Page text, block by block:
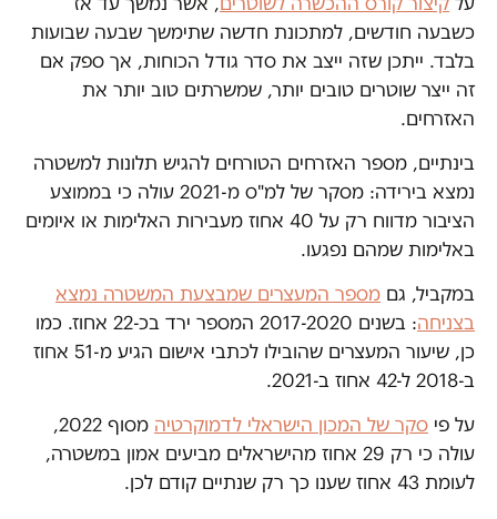
כשבעה חודשים, למתכונת חדשה שתימשך שבעה שבועות
בלבד. ייתכן שזה ייצב את סדר גודל הכוחות, אך ספק אם
זה ייצר שוטרים טובים יותר, שמשרתים טוב יותר את
האזרחים.
בינתיים, מספר האזרחים הטורחים להגיש תלונות למשטרה
נמצא בירידה: מסקר של למ"ס מ-2021 עולה כי בממוצע
הציבור מדווח רק על 40 אחוז מעבירות האלימות או איומים
באלימות שמהם נפגעו.
במקביל, גם מספר המעצרים שמבצעת המשטרה נמצא
בצניחה
: בשנים 2017-2020 המספר ירד בכ-22 אחוז. כמו
כן, שיעור המעצרים שהובילו לכתבי אישום הגיע מ-51 אחוז
ב-2018 ל-42 אחוז ב-2021.
על פי סקר של המכון הישראלי לדמוקרטיה
מסוף 2022,
עולה כי רק 29 אחוז מהישראלים מביעים אמון במשטרה,
לעומת 43 אחוז שענו כך רק שנתיים קודם לכן.